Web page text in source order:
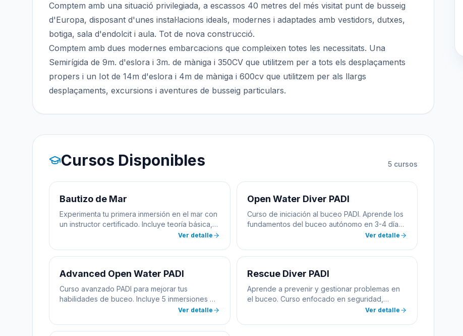
Comptem amb una situació privilegiada, a escassos 40 metres del més visitat punt de busseig
d'Europa, disposant d'unes instal·lacions ideals, modernes i adaptades amb vestidors, dutxes,
botiga, sala d'endolcit i aula. Tot de nova construcció.
Comptem amb dues modernes embarcacions que compleixen totes les necessitats. Una
Semirígida de 9m. d'eslora i 3m. de màniga i 350CV que utilitzem per a tots els desplaçaments
propers i un Iot de 14m d'eslora i 4m de màniga i 600cv que utilitzem per als llargs
desplaçaments, excursions i aventures de busseig particulars.
Cursos Disponibles 5 cursos
Bautizo de Mar
Experimenta tu primera inmersión en el mar con
un instructor certificado. Incluye teoría básica,
práctica en aguas poco profundas y toda la
Ver detalle
Open Water Diver PADI
Curso de iniciación al buceo PADI. Aprende los
fundamentos del buceo autónomo en 3-4 días.
Incluye formación teórica, práctica en
mar abierto.
Ver detalle
Advanced Open Water PADI
Curso avanzado PADI para mejorar tus
habilidades de buceo. Incluye 5 inmersiones de
aventura: navegación subacuática, buceo
Ver detalle
Rescue Diver PADI
Aprende a prevenir y gestionar problemas en
el buceo. Curso enfocado en seguridad,
rescate y primeros auxilios. DesarrollaVer detalle